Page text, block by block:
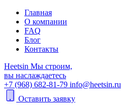
Главная
О компании
FAQ
Блог
Контакты
Heetsin Мы строим,
вы наслаждаетесь
+7 (968) 682-81-79 info@heetsin.ru
Оставить заявку